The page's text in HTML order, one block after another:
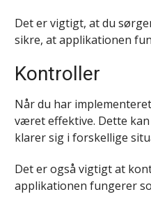
Det er vigtigt, at du
sikre, at applikationen
Kontroller
Når du har
været effektive. Dette
klarer sig i forskellige
Det er også vigtigt at
applikationen fungerer